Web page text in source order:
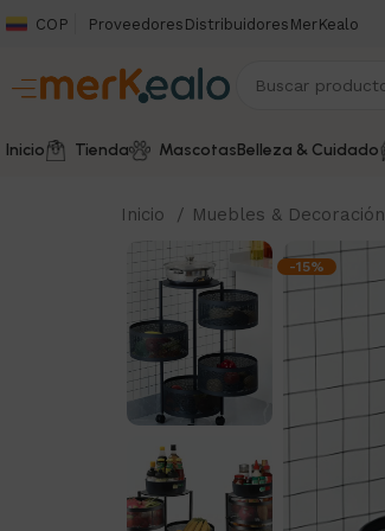
COP Proveedores Distribuidores MerKealo
Inicio Tienda MascotasBelleza & Cuidado
Inicio Muebles & Decoración
-15%